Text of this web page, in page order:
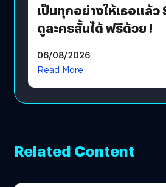
เป็นทุกอย่างให้เธอแล้ว
ดูละครสั้นได้ ฟรีด้วย !
06/08/2026
Read More
Related Content